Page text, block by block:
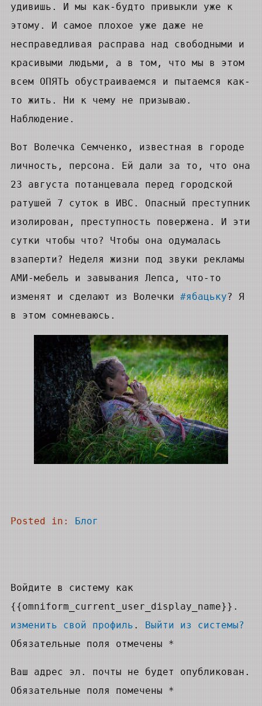
удивишь. И мы как-будто привыкли уже к
этому. И самое плохое уже даже не
несправедливая расправа над свободными и
красивыми людьми, а в том, что мы в этом
всем ОПЯТЬ обустраиваемся и пытаемся как-
то жить. Ни к чему не призываю.
Наблюдение.
Вот Волечка Семченко, известная в городе
личность, персона. Ей дали за то, что она
23 августа потанцевала перед городской
ратушей 7 суток в ИВС. Опасный преступник
изолирован, преступность повержена. И эти
сутки чтобы что? Чтобы она одумалась
взаперти? Неделя жизни под звуки рекламы
АМИ-мебель и завывания Лепса, что-то
изменят и сделают из Волечки#ябацьку? Я
в этом сомневаюсь.
Posted in:Блог
Войдите в систему как
{{omniform_current_user_display_name}}.
изменить свой профиль.Выйти из системы?
Обязательные поля отмечены *
Ваш адрес эл. почты не будет опубликован.
Обязательные поля помечены *